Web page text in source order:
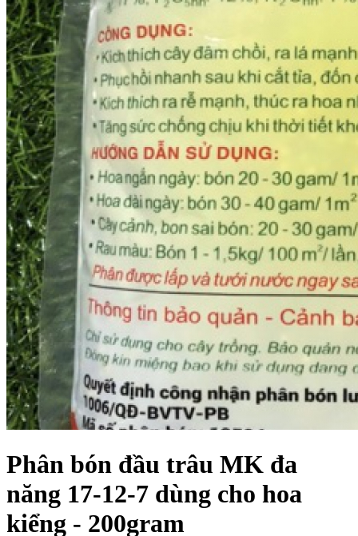
Phân bón đầu trâu MK đa
năng 17-12-7 dùng cho hoa
kiểng - 200gram